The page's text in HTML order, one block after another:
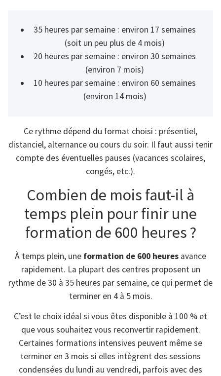
35 heures par semaine : environ 17 semaines
(soit un peu plus de 4 mois)
20 heures par semaine : environ 30 semaines
(environ 7 mois)
10 heures par semaine : environ 60 semaines
(environ 14 mois)
Ce rythme dépend du format choisi : présentiel,
distanciel, alternance ou cours du soir. Il faut aussi tenir
compte des éventuelles pauses (vacances scolaires,
congés, etc.).
Combien de mois faut-il à
temps plein pour finir une
formation de 600 heures ?
À temps plein, une formation de 600 heures avance
rapidement. La plupart des centres proposent un
rythme de 30 à 35 heures par semaine, ce qui permet de
terminer en 4 à 5 mois.
C’est le choix idéal si vous êtes disponible à 100 % et
que vous souhaitez vous reconvertir rapidement.
Certaines formations intensives peuvent même se
terminer en 3 mois si elles intègrent des sessions
condensées du lundi au vendredi, parfois avec des